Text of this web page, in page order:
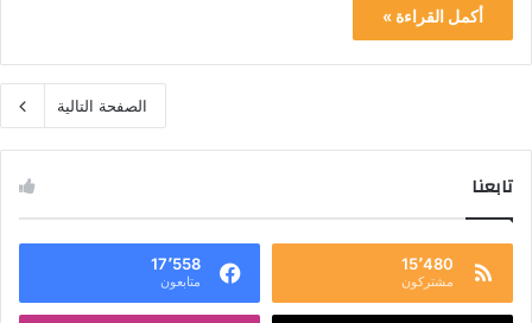
أكمل القراءة »
الصفحة التالية
تابعنا
15٬480
مشتركون
17٬558
متابعون